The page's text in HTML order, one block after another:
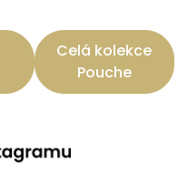
Celá kolekce
Pouche